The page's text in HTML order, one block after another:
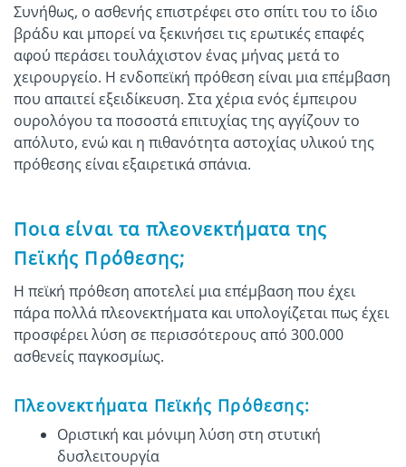
Συνήθως, ο ασθενής επιστρέφει στο σπίτι του το ίδιο
βράδυ και μπορεί να ξεκινήσει τις ερωτικές επαφές
αφού περάσει τουλάχιστον ένας μήνας μετά το
χειρουργείο. Η ενδοπεϊκή πρόθεση είναι μια επέμβαση
που απαιτεί εξειδίκευση. Στα χέρια ενός έμπειρου
ουρολόγου τα ποσοστά επιτυχίας της αγγίζουν το
απόλυτο, ενώ και η πιθανότητα αστοχίας υλικού της
πρόθεσης είναι εξαιρετικά σπάνια.
Ποια είναι τα πλεονεκτήματα της
Πεϊκής Πρόθεσης;
Η πεϊκή πρόθεση αποτελεί μια επέμβαση που έχει
πάρα πολλά πλεονεκτήματα και υπολογίζεται πως έχει
προσφέρει λύση σε περισσότερους από 300.000
ασθενείς παγκοσμίως.
Πλεονεκτήματα Πεϊκής Πρόθεσης:
Οριστική και μόνιμη λύση στη στυτική
δυσλειτουργία